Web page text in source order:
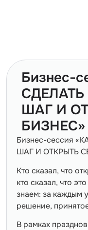
Бизнес-
ШАГ И
БИЗНЕС»
Бизнес-сессия
ШАГ И ОТКРЫТЬ
Кто сказал, что
кто сказал, что
знаем: за каждым
решение,
В рамках